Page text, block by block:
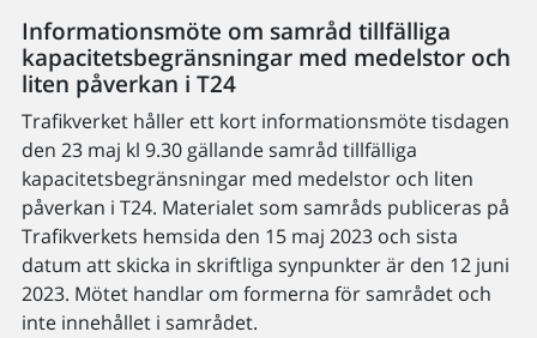
Informationsmöte om samråd tillfälliga
kapacitetsbegränsningar med medelstor och
liten påverkan i T24
Trafikverket håller ett kort informationsmöte tisdagen
den 23 maj kl 9.30 gällande samråd tillfälliga
kapacitetsbegränsningar med medelstor och liten
påverkan i T24. Materialet som samråds publiceras på
Trafikverkets hemsida den 15 maj 2023 och sista
datum att skicka in skriftliga synpunkter är den 12 juni
2023. Mötet handlar om formerna för samrådet och
inte innehållet i samrådet.